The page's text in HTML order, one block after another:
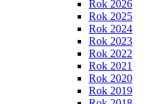
Rok 2026
Rok 2025
Rok 2024
Rok 2023
Rok 2022
Rok 2021
Rok 2020
Rok 2019